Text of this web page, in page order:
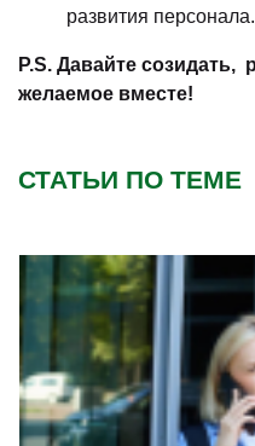
развития персонала.
P.S. Давайте созидать,
желаемое вместе!
СТАТЬИ ПО ТЕМЕ